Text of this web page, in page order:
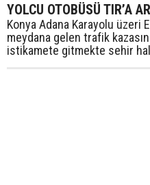
YOLCU OTOBÜSÜ TIR’A
Konya Adana Karayolu üzeri
meydana gelen trafik
istikamete gitmekte sehir